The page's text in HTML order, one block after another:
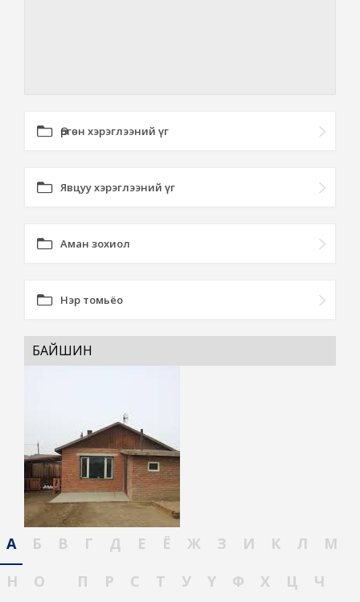
Өргөн хэрэглээний үг
Явцуу хэрэглээний үг
Аман зохиол
Нэр томьёо
БАЙШИН
А Б В Г Д Е Ё Ж З И К Л
М
Н
О П Р С Т У Ү Ф Х Ц
Ч